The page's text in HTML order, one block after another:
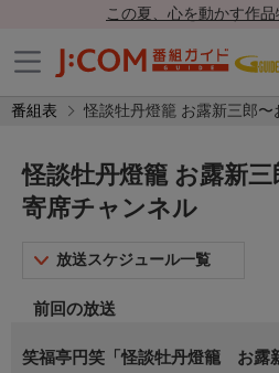
この夏、心を動かす作
番組表 怪談牡丹燈籠 お露新三郎
怪談牡丹燈籠 お露新
寄席チャンネル
放送スケジュール一覧
前回の放送
笑福亭円笑「怪談牡丹燈籠 お露